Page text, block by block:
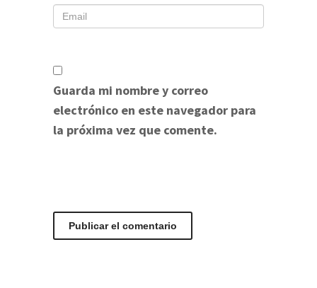
Guarda mi nombre y correo
electrónico en este navegador para
la próxima vez que comente.